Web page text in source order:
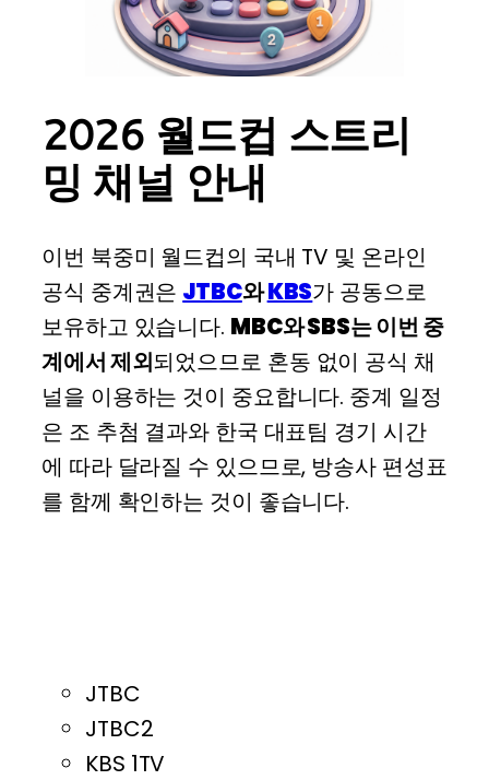
2026 월드컵 스트리
밍 채널 안내
이번 북중미 월드컵의 국내 TV 및 온라인
공식 중계권은 JTBC와KBS가 공동으로
보유하고 있습니다. MBC와 SBS는 이번 중
계에서 제외되었으므로 혼동 없이 공식 채
널을 이용하는 것이 중요합니다. 중계 일정
은 조 추첨 결과와 한국 대표팀 경기 시간
에 따라 달라질 수 있으므로, 방송사 편성표
를 함께 확인하는 것이 좋습니다.
JTBC
JTBC2
KBS 1TV